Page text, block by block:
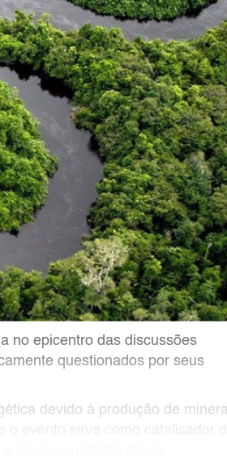
no epicentro das discussões
questionados por seus
devido à produção de